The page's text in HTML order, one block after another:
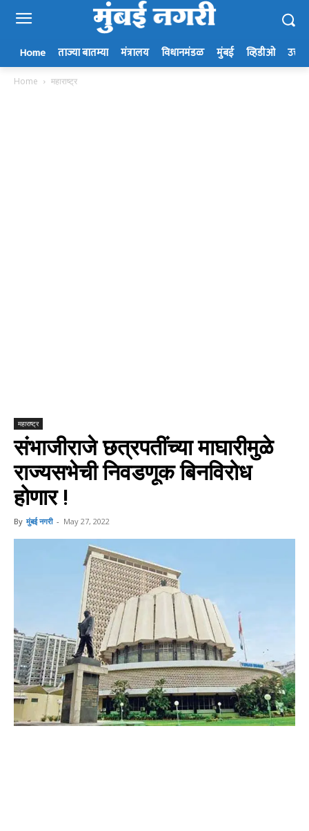
Home ताज्या बातम्या मंत्रालय विधानमंडळ मुंबई व्हिडीओ उत्तर
Home महाराष्ट्र
महाराष्ट्र
संभाजीराजे छत्रपतींच्या माघारीमुळे
राज्यसभेची निवडणूक बिनविरोध
होणार !
By मुंबई नगरी - May 27, 2022